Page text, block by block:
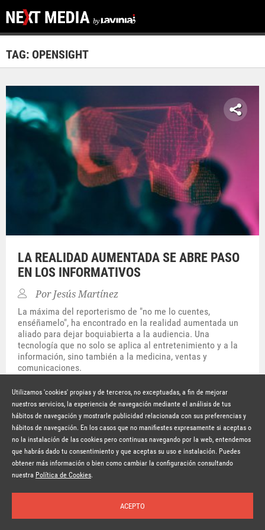
Inicio Temas Autores Nosotros Buscar Suscríbete
TAG: OPENSIGHT
LA REALIDAD AUMENTADA SE ABRE PASO
EN LOS INFORMATIVOS
Por Jesús Martínez
La máxima del reporterismo de "no me lo cuentes,
enséñamelo", ha encontrado en la realidad aumentada un
aliado para dejar boquiabierta a la audiencia. Una
tecnología que no solo se aplica al entretenimiento y a la
información, sino también a la medicina, ventas y
comunicaciones.
Suscríbete a la newsletter
© Copyright Lavinia 2026 –www.lavinia.tc
Nota Legal
Contacto Política de privacidad
Condiciones de uso
Utilizamos 'cookies' propias y de terceros, no exceptuadas, a fin de mejorar
nuestros servicios, la experiencia de navegación mediante el análisis de tus
hábitos de navegación y mostrarle publicidad relacionada con sus preferencias y
hábitos de navegación. En los casos que no manifiestes expresamente si aceptas o
no la instalación de las cookies pero continuas navegando por la web, entendemos
que habrás dado tu consentimiento y que aceptas su uso e instalación. Puedes
obtener más información o bien como cambiar la configuración consultando
nuestra Política de Cookies.
ACEPTO